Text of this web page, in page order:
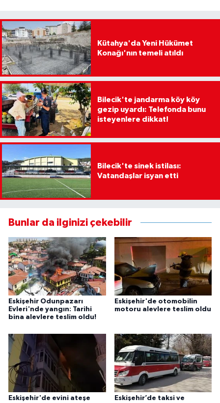
Kütahya'da Yeni Hükümet
Konağı'nın temeli atıldı
Bilecik'te jandarma köy köy
gezip uyardı: Telefonda bunu
isteyenlere dikkat!
Bilecik'te sinek istilası:
Vatandaşlar isyan etti
Bunlar da ilginizi çekebilir
Eskişehir Odunpazarı
Evleri'nde yangın: Tarihi
bina alevlere teslim oldu!
Eskişehir'de otomobilin
motoru alevlere teslim oldu
Eskişehir'de evini ateşe
Eskişehir’de taksi ve